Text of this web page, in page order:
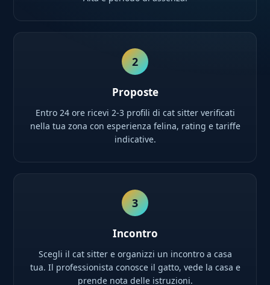
2
Proposte
Entro 24 ore ricevi 2-3 profili di cat sitter verificati
nella tua zona con esperienza felina, rating e tariffe
indicative.
3
Incontro
Scegli il cat sitter e organizzi un incontro a casa
tua. Il professionista conosce il gatto, vede la casa e
prende nota delle istruzioni.